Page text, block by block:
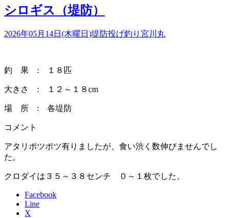
シロギス（堤防）
2026年05月14日(木曜日)堤防投げ釣り 宮川丸
釣 果 : １８匹
大きさ : １２～１８cm
場 所 : 各堤防
コメント
アタリポツポツ有りましたが、食い渋く数伸びませんでし
た。
クロダイは３５～３８センチ ０～１枚でした。
Facebook
Line
X